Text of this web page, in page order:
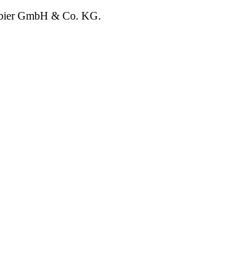
GmbH & Co. KG.